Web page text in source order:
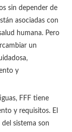
sin depender de
asociadas con
humana. Pero
un
y
FFF tiene
y requisitos. El
sistema son